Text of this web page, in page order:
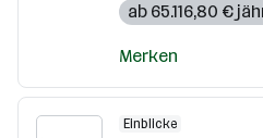
ab 65.116,80 €
Merken
Einblicke